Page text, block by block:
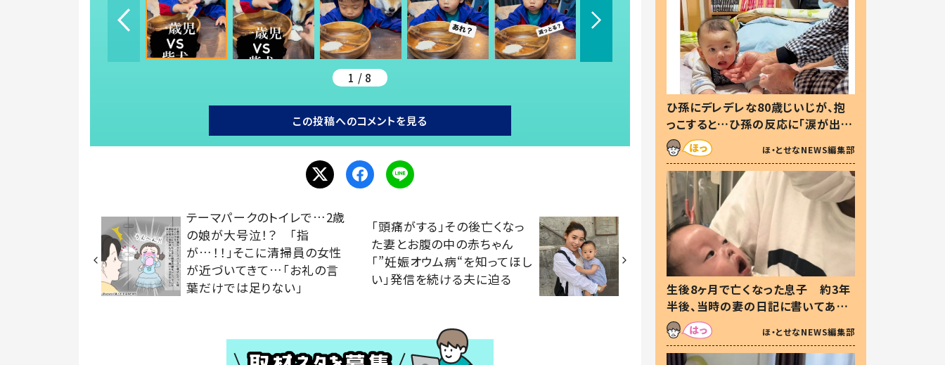
1 / 8
この投稿へのコメントを見る
テーマパークのトイレで…2歳
の娘が大号泣！？ 「指
が…！！」そこに清掃員の女性
が近づいてきて…「お礼の言
葉だけでは足りない」
「頭痛がする」その後亡くなっ
た妻とお腹の中の赤ちゃん
「”妊娠オウム病“を知ってほし
い」発信を続ける夫に迫る
ひ孫にデレデレな80歳じいじが、抱
っこすると…ひ孫の反応に「涙が出ま
した」「可愛くて仕方ない」
ほ・とせなNEWS編集部
生後8ヶ月で亡くなった息子 約3年
半後、当時の妻の日記に書いてあっ
た本音とは
ほ・とせなNEWS編集部